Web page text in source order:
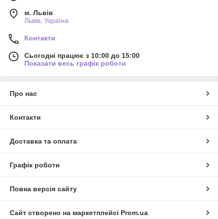
м. Львів
Львів, Україна
Контакти
Сьогодні працює з 10:00 до 15:00
Показати весь графік роботи
Про нас
Контакти
Доставка та оплата
Графік роботи
Повна версія сайту
Сайт створено на маркетплейсі Prom.ua